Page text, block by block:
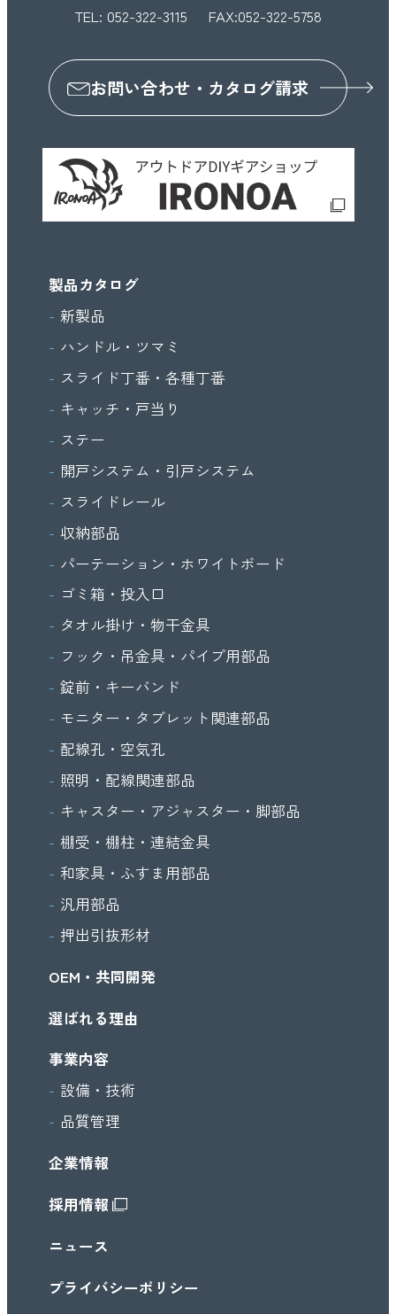
TEL: 052-322-3115 FAX:052-322-5758
お問い合わせ・カタログ請求
製品カタログ
新製品
ハンドル・ツマミ
スライド丁番・各種丁番
キャッチ・戸当り
ステー
開戸システム・引戸システム
スライドレール
収納部品
パーテーション・ホワイトボード
ゴミ箱・投入口
タオル掛け・物干金具
フック・吊金具・パイプ用部品
錠前・キーバンド
モニター・タブレット関連部品
配線孔・空気孔
照明・配線関連部品
キャスター・アジャスター・脚部品
棚受・棚柱・連結金具
和家具・ふすま用部品
汎用部品
押出引抜形材
OEM・共同開発
選ばれる理由
事業内容
設備・技術
品質管理
企業情報
採用情報
ニュース
プライバシーポリシー